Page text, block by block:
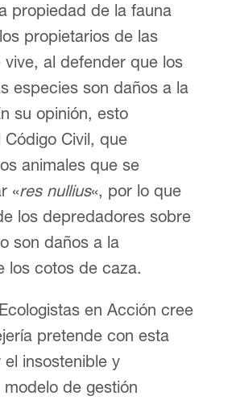
propiedad de la fauna
propietarios de las
al defender que los
especies son daños a la
su opinión, esto
Civil, que
animales que se
«res nullius«, por lo que
los depredadores sobre
son daños a la
los cotos de caza.
en Acción cree
pretende con esta
insostenible y
de gestión